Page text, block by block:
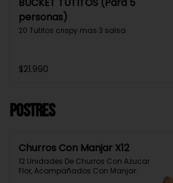
personas)
20 Tutitos crispy mas 3 salsa
$21.990
Postres
Churros Con Manjar X12
12 Unidades De Churros Con Azucar
Flor, Acompañados Con Manjar.